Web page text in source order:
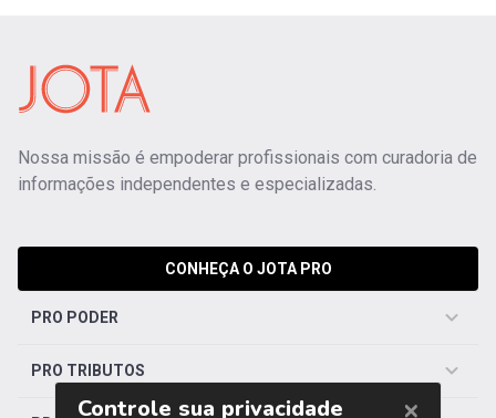
Nossa missão é empoderar profissionais com curadoria de
informações independentes e especializadas.
CONHEÇA O JOTA PRO
PRO PODER
PRO TRIBUTOS